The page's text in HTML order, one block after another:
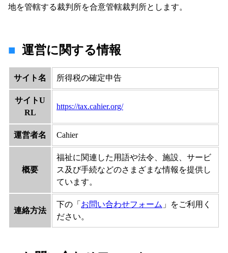
地を管轄する裁判所を合意管轄裁判所とします。
運営に関する情報
サイト名 所得税の確定申告
サイトU
RL
https://tax.cahier.org/
運営者名 Cahier
概要
福祉に関連した用語や法令、施設、サービ
ス及び手続などのさまざまな情報を提供し
ています。
連絡方法
下の「 お問い合わせフォーム 」をご利用く
ださい。